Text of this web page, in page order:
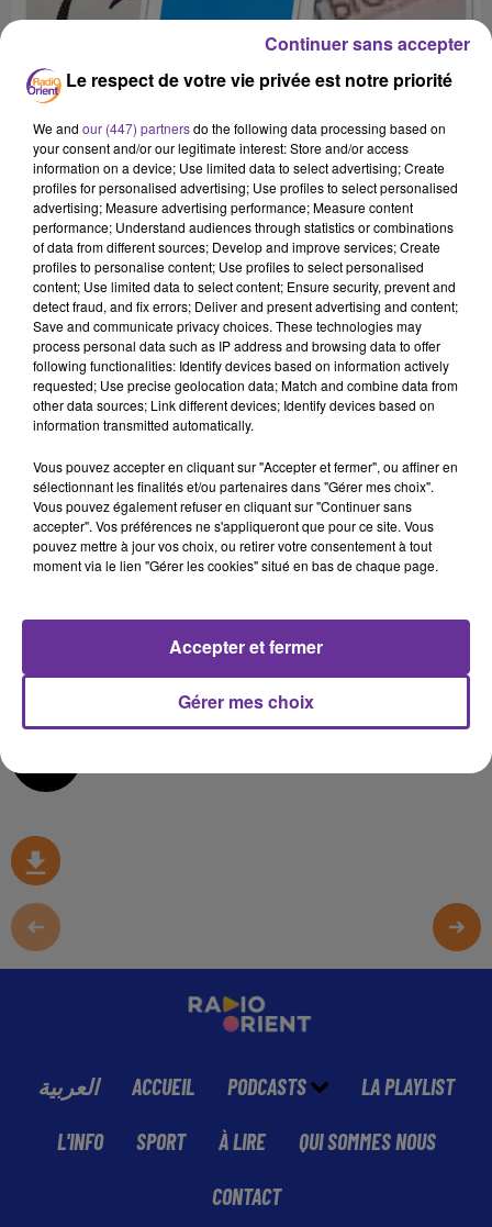
OPEP+ IRAK EMIRATS USD
9 juillet 2023 - 9 min 7 sec
RADIO ORIENT ECONOMIE.
JS
RADIO ORIENT ECONOMIE 8/7/2023
Un pas de plus vers l'abandon du dollar , le président
son pays est effectué en rouble russe et yuan chinois
Membres de opep+ Prolongent leur baisse de production
de pétrole
Les émirats réalisent une hausse des investissements
directs étrangers malgré la baisse mondiale
العربية ACCUEIL PODCASTS LA PLAYLIST
L'INFO SPORT À LIRE QUI SOMMES NOUS
CONTACT
Le respect de votre vie privée est notre priorité
We and our (447) partnersdo the following data processing based on
your consent and/or our legitimate interest: Store and/or access
information on a device; Use limited data to select advertising; Create
profiles for personalised advertising; Use profiles to select personalised
advertising; Measure advertising performance; Measure content
performance; Understand audiences through statistics or combinations
of data from different sources; Develop and improve services; Create
profiles to personalise content; Use profiles to select personalised
content; Use limited data to select content; Ensure security, prevent and
detect fraud, and fix errors; Deliver and present advertising and content;
Save and communicate privacy choices. These technologies may
process personal data such as IP address and browsing data to offer
following functionalities: Identify devices based on information actively
requested; Use precise geolocation data; Match and combine data from
other data sources; Link different devices; Identify devices based on
information transmitted automatically.
Vous pouvez accepter en cliquant sur "Accepter et fermer", ou affiner en
sélectionnant les finalités et/ou partenaires dans "Gérer mes choix".
Vous pouvez également refuser en cliquant sur "Continuer sans
accepter". Vos préférences ne s'appliqueront que pour ce site. Vous
pouvez mettre à jour vos choix, ou retirer votre consentement à tout
moment via le lien "Gérer les cookies" situé en bas de chaque page.
Gérer mes choix
Accepter et fermer
Continuer sans accepter